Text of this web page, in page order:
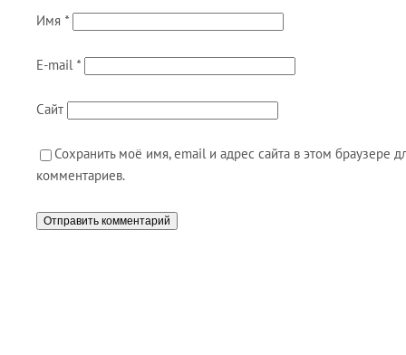
Имя *
E-mail *
Сайт
Сохранить моё имя, email и адрес сайта в этом браузере
комментариев.